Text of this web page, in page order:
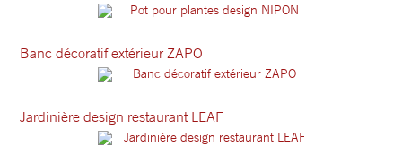
Banc décoratif extérieur ZAPO
Jardinière design restaurant LEAF